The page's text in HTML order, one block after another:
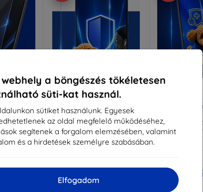
webhely a böngészés tökéletesen
süti-kat használ.
sütiket használunk. Egyesek
az oldal megfelelő működéséhez,
segítenek a forgalom elemzésében, valamint
és a hirdetések személyre szabásában.
Elfogadom
Kedvezmény
kuponnal
3mk Pure Matt védőüveg
Méretre készítve
3 951 Ft
Raktáron > 5 darab
3mk
6
5